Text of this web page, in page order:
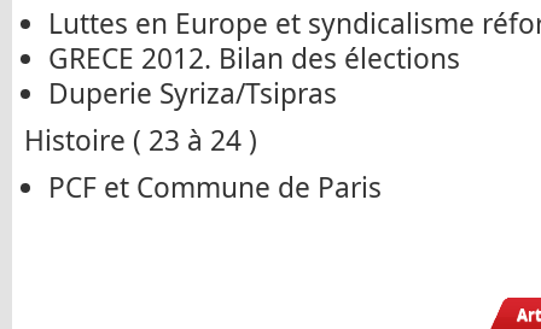
Luttes en Europe et syndicalisme
GRECE 2012. Bilan des élections
Duperie Syriza/Tsipras
Histoire ( 23 à 24 )
PCF et Commune de Paris